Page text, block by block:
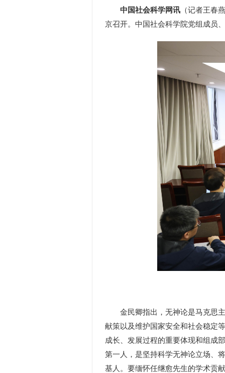
中国社会科学网讯 （记者王春
京召开。中国社会科学院党组成员
金民卿指出，无神论是马克思主
献策以及维护国家安全和社会稳定
成长、发展过程的重要体现和组成
第一人，是坚持科学无神论立场、
基人。要缅怀任继愈先生的学术贡